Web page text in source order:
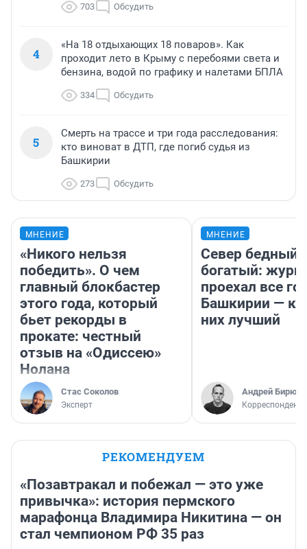
703 Обсудить
4
«На 18 отдыхающих 18 поваров». Как
проходит лето в Крыму с перебоями света и
бензина, водой по графику и налетами БПЛА
334 Обсудить
5
Смерть на трассе и три года расследования:
кто виноват в ДТП, где погиб судья из
Башкирии
273 Обсудить
МНЕНИЕ
«Никого нельзя
победить». О чем
главный блокбастер
этого года, который
бьет рекорды в
прокате: честный
отзыв на «Одиссею»
Нолана
Стас Соколов
Эксперт
МНЕНИЕ
Север бедный,
богатый:
проехал все
Башкирии —
них лучший
Андрей
Корреспондент
РЕКОМЕНДУЕМ
«Позавтракал и побежал — это уже
привычка»: история пермского
марафонца Владимира Никитина — он
стал чемпионом РФ 35 раз